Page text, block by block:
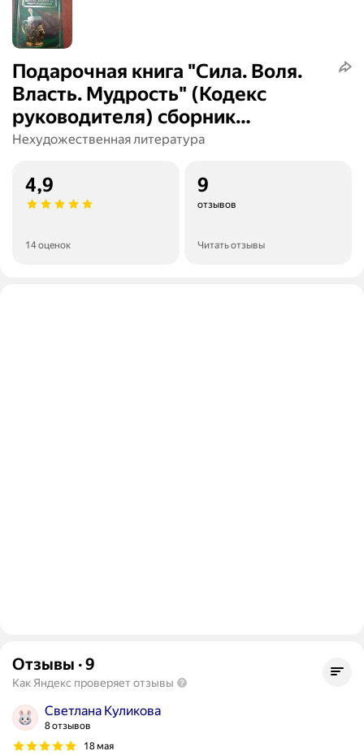
Подарочная книга "Сила. Воля.
Власть. Мудрость" (Кодекс
руководителя) сборник
афоризмов, цитаты великих
Нехудожественная литература
4,9
14 оценок
9
отзывов
Читать отзывы
Отзывы ·9
Как Яндекс проверяет отзывы
Светлана Куликова
8 отзывов
18 мая